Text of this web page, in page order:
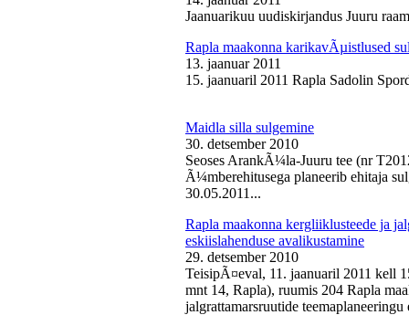
Jaanuarikuu uudiskirjandus Juuru
Rapla maakonna karikavÃµistlused
13. jaanuar 2011
15. jaanuaril 2011 Rapla Sadolin
Maidla silla sulgemine
30. detsember 2010
Seoses ArankÃ¼la-Juuru tee (nr
Ã¼mberehitusega planeerib ehitaja
30.05.2011...
Rapla maakonna kergliiklusteede ja
eskiislahenduse avalikustamine
29. detsember 2010
TeisipÃ¤eval, 11. jaanuaril 2011 kell
mnt 14, Rapla), ruumis 204 Rapla
jalgrattamarsruutide